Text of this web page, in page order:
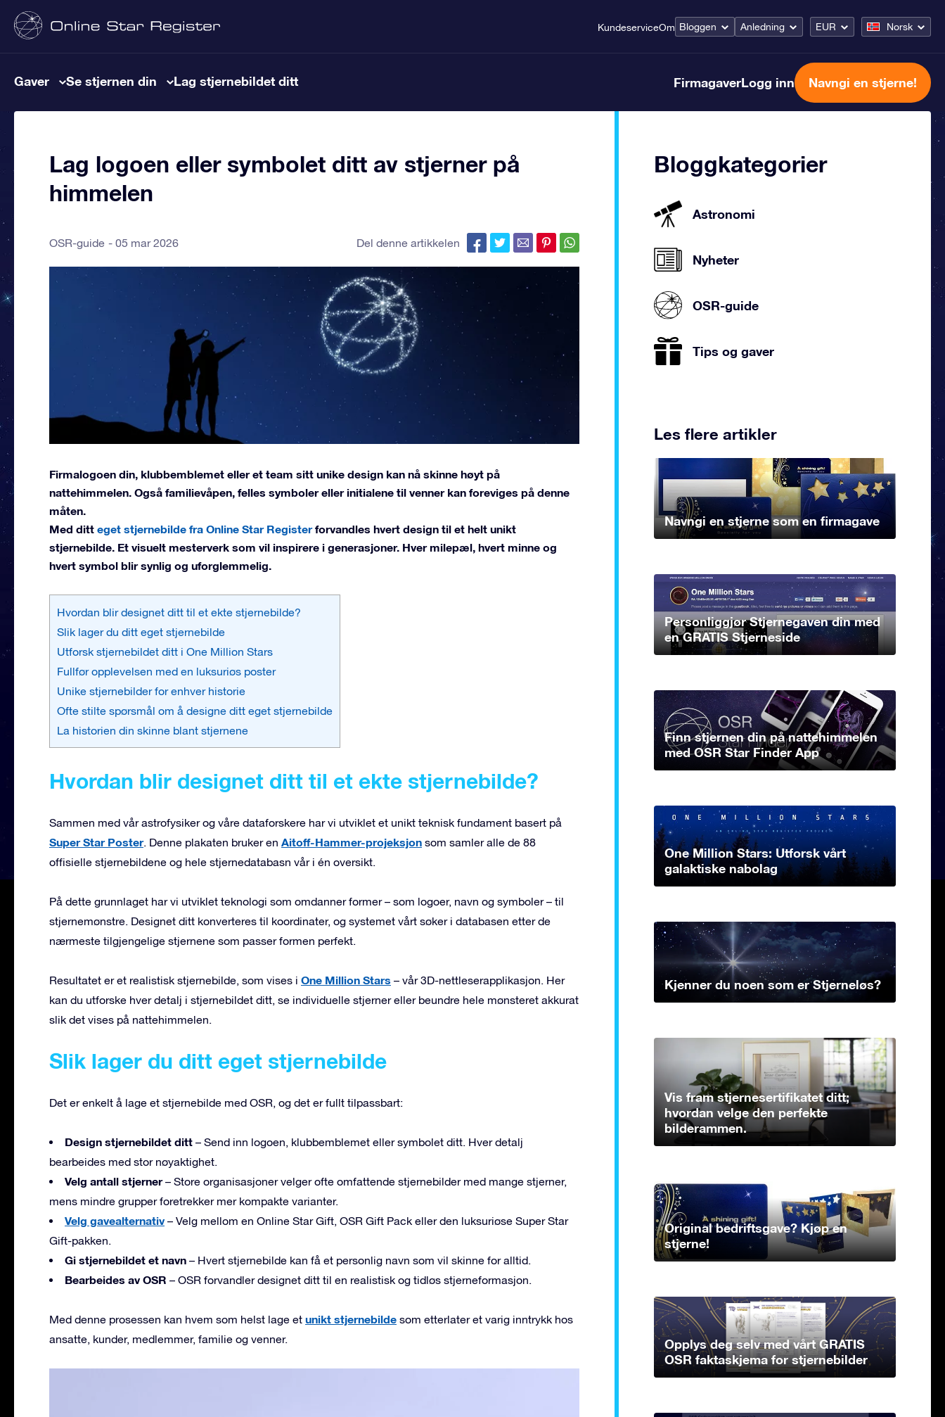
KundeserviceOm Bloggen Anledning EUR Norsk
Gaver Se stjernen din Lag stjernebildet ditt FirmagaverLogg inn Navngi en stjerne!
Lag logoen eller symbolet ditt av stjerner på
himmelen
OSR-guide 05 mar 2026 Del denne artikkelen
Firmalogoen din, klubbemblemet eller et team sitt unike design kan nå skinne høyt på
nattehimmelen. Også familievåpen, felles symboler eller initialene til venner kan foreviges på denne
måten.
Med ditt eget stjernebilde fra Online Star Registerforvandles hvert design til et helt unikt
stjernebilde. Et visuelt mesterverk som vil inspirere i generasjoner. Hver milepæl, hvert minne og
hvert symbol blir synlig og uforglemmelig.
Hvordan blir designet ditt til et ekte stjernebilde?
Slik lager du ditt eget stjernebilde
Utforsk stjernebildet ditt i One Million Stars
Fullfør opplevelsen med en luksuriøs poster
Unike stjernebilder for enhver historie
Ofte stilte spørsmål om å designe ditt eget stjernebilde
La historien din skinne blant stjernene
Hvordan blir designet ditt til et ekte stjernebilde?
Sammen med vår astrofysiker og våre dataforskere har vi utviklet et unikt teknisk fundament basert på
Super Star Poster. Denne plakaten bruker en Aitoff-Hammer-projeksjon som samler alle de 88
offisielle stjernebildene og hele stjernedatabasn vår i én oversikt.
På dette grunnlaget har vi utviklet teknologi som omdanner former – som logoer, navn og symboler – til
stjernemønstre. Designet ditt konverteres til koordinater, og systemet vårt søker i databasen etter de
nærmeste tilgjengelige stjernene som passer formen perfekt.
Resultatet er et realistisk stjernebilde, som vises i One Million Stars – vår 3D-nettleserapplikasjon. Her
kan du utforske hver detalj i stjernebildet ditt, se individuelle stjerner eller beundre hele mønsteret akkurat
slik det vises på nattehimmelen.
Slik lager du ditt eget stjernebilde
Det er enkelt å lage et stjernebilde med OSR, og det er fullt tilpassbart:
Design stjernebildet ditt – Send inn logoen, klubbemblemet eller symbolet ditt. Hver detalj
bearbeides med stor nøyaktighet.
Velg antall stjerner– Store organisasjoner velger ofte omfattende stjernebilder med mange stjerner,
mens mindre grupper foretrekker mer kompakte varianter.
Velg gavealternativ – Velg mellom en Online Star Gift, OSR Gift Pack eller den luksuriøse Super Star
Gift-pakken.
Gi stjernebildet et navn – Hvert stjernebilde kan få et personlig navn som vil skinne for alltid.
Bearbeides av OSR – OSR forvandler designet ditt til en realistisk og tidløs stjerneformasjon.
Med denne prosessen kan hvem som helst lage et unikt stjernebilde som etterlater et varig inntrykk hos
ansatte, kunder, medlemmer, familie og venner.
Bloggkategorier
Astronomi
Nyheter
OSR-guide
Tips og gaver
Les flere artikler
Navngi en stjerne som en firmagave
Personliggjør Stjernegaven din med
en GRATIS Stjerneside
Finn stjernen din på nattehimmelen
med OSR Star Finder App
One Million Stars: Utforsk vårt
galaktiske nabolag
Kjenner du noen som er Stjerneløs?
Vis fram stjernesertifikatet ditt;
hvordan velge den perfekte
bilderammen.
Original bedriftsgave? Kjøp en
stjerne!
Opplys deg selv med vårt GRATIS
OSR faktaskjema for stjernebilder